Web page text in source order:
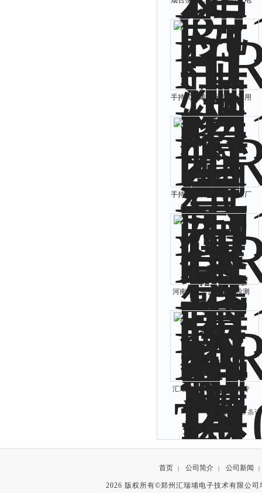
子用气体漏点排查
手持式丙烯测漏仪_化工用
可燃气体漏点排查
手持式乙炔测漏仪_喷涂厂
用气体漏点排查
河南生产手持式丙烷检测
汇瑞埔氧气气体检测仪专
共 2132 条
首页 | 公司简介 | 公司新闻 |
2026 版权所有©郑州汇瑞埔电子技术有限公